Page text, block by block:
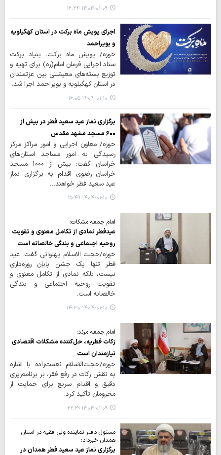
۱۴۰۴-۰۱-۰۹ ۱۶:۲۴
اجرای پویش ماه برکت در استان کهگیلویه
و بویراحمد
حوزه/ پویش ماه برکت، بنیاد برکت
ستاد اجرایی فرمان امام(ره) برای تهیه و
توزیع بسته‌های معیشتی بین عزتمندان
در استان کهگیلویه و بویراحمد اجرا شد.
۱۴۰۴-۰۱-۱۰ ۱۶:۰۵
برگزاری نماز عید سعید فطر در بیش از
۶۰۰ مسجد مشهد مقدس
حوزه/ معاون اجرایی و امور مراکز مرکز
رسیدگی به امور مساجد استان‌های
خراسان گفت: بیش از ۱۰۰۰ مسجد
خراسان رضوی اقدام به برگزاری نماز
عید سعید فطر خواهند…
۱۴۰۴-۰۱-۱۰ ۱۵:۴۹
امام جمعه مشکات؛
عیدفطر نمادی از تکامل معنوی و تقویت
روحیه اجتماعی و بندگی خالصانه است
حوزه/حجت الاسلام پهلوانی گفت: عید
فطر تنها یک جشن پایان روزه‌داری
نیست، بلکه نمادی از تکامل معنوی و
تقویت روحیه اجتماعی و بندگی
خالصانه است.
۱۴۰۴-۰۱-۱۰ ۱۴:۳۰
امام جمعه مرند:
زکات فطریه، حل‌کننده مشکلات اقتصادی
نیازمندان است
حوزه/حجت‌الاسلام نعمت‌زاده با اشاره
به نقش زکات در رفع فقر، بر برنامه‌ریزی
دقیق و اقدام سریع برای حمایت از
محرومان تأکید کرد.
۱۴۰۴-۰۱-۰۹ ۲۲:۲۹
مسئول دفتر نماینده ولی فقیه در استان
همدان خبرداد:
برگزاری نماز عید سعید فطر همدان در